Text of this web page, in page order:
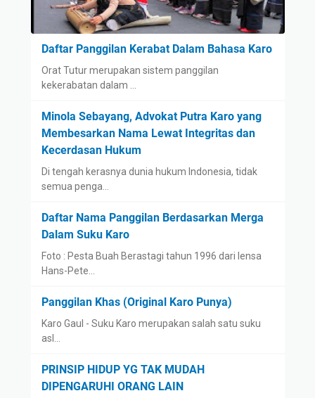
Daftar Panggilan Kerabat Dalam Bahasa Karo
Orat Tutur merupakan sistem panggilan
kekerabatan dalam …
Minola Sebayang, Advokat Putra Karo yang
Membesarkan Nama Lewat Integritas dan
Kecerdasan Hukum
Di tengah kerasnya dunia hukum Indonesia, tidak
semua penga…
Daftar Nama Panggilan Berdasarkan Merga
Dalam Suku Karo
Foto : Pesta Buah Berastagi tahun 1996 dari lensa
Hans-Pete…
Panggilan Khas (Original Karo Punya)
Karo Gaul - Suku Karo merupakan salah satu suku
asl…
PRINSIP HIDUP YG TAK MUDAH
DIPENGARUHI ORANG LAIN